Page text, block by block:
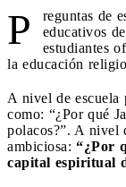
P
reguntas de
educativos
estudiantes
la educación
A nivel de escuela
como: “¿Por qué
polacos?”. A nivel
ambiciosa: “¿Por
capital espiritual